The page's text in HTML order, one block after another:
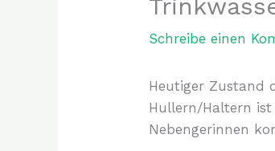
Schreibe einen
Heutiger Zustand
Hullern/Haltern ist
Nebengerinnen